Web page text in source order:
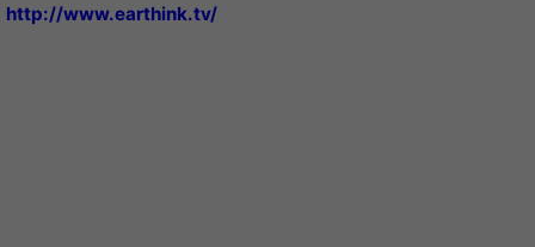
http://www.earthink.tv/